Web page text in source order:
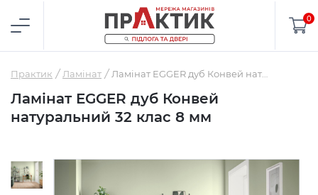
0
Практик Ламінат
Ламінат EGGER дуб Конвей
натуральний 32 клас 8 мм